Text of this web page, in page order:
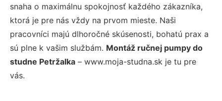
snaha o maximálnu spokojnosť každého zákazníka,
ktorá je pre nás vždy na prvom mieste. Naši
pracovníci majú dlhoročné skúsenosti, bohatú prax a
sú plne k vašim službám. Montáž ručnej pumpy do
studne Petržalka – www.moja-studna.sk je tu pre
vás.